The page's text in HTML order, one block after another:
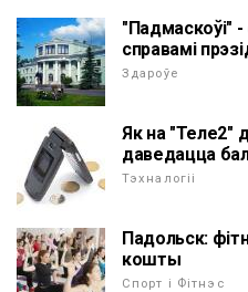
"Падмаскоўі"
справамі
Здароўе
Як на "Теле2"
даведацца
Тэхналогіі
Падольск:
кошты
Спорт і Фітнэс